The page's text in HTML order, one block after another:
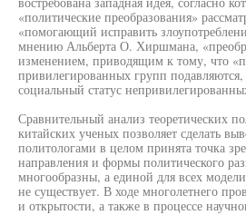
«политические преобразования»
«помогающий исправить
мнению Альберта О. Хиршмана,
изменением, приводящим к тому, что
привилегированных групп
социальный статус
Сравнительный анализ теоретических
китайских ученых позволяет сделать
политологами в целом принята точка
направления и формы политического
многообразны, а единой для всех
не существует. В ходе многолетнего
и открытости, а также в процессе